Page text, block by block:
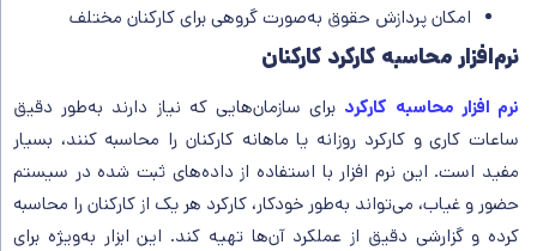
امکان پردازش حقوق به‌صورت گروهی برای کارکنان مختلف
نرم‌افزار محاسبه کارکرد کارکنان
نرم‌ افزار محاسبه کارکرد برای سازمان‌هایی که نیاز دارند به‌طور دقیق
ساعات کاری و کارکرد روزانه یا ماهانه کارکنان را محاسبه کنند، بسیار
مفید است. این نرم‌ افزار با استفاده از داده‌های ثبت شده در سیستم
حضور و غیاب، می‌تواند به‌طور خودکار، کارکرد هر یک از کارکنان را محاسبه
کرده و گزارشی دقیق از عملکرد آن‌ها تهیه کند. این ابزار به‌ویژه برای